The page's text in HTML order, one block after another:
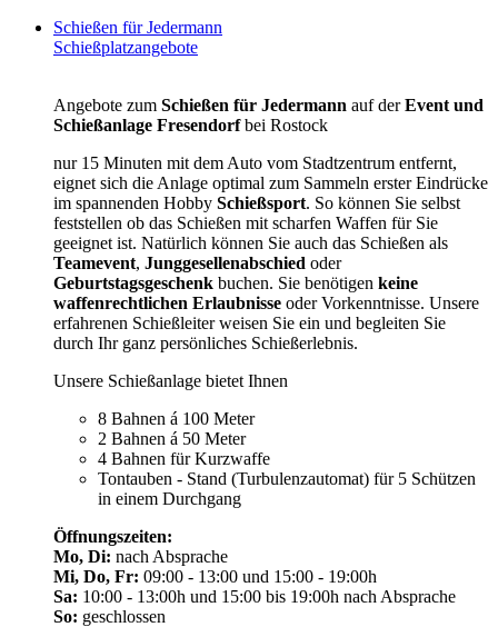
Schießen für Jedermann
Schießplatzangebote
Angebote zum Schießen für Jedermann auf derEvent und
Schießanlage Fresendorfbei Rostock
nur 15 Minuten mit dem Auto vom Stadtzentrum entfernt,
eignet sich die Anlage optimal zum Sammeln erster Eindrücke
im spannenden Hobby Schießsport. So können Sie selbst
feststellen ob das Schießen mit scharfen Waffen für Sie
geeignet ist. Natürlich können Sie auch das Schießen als
Teamevent, Junggesellenabschied oder
Geburtstagsgeschenk buchen. Sie benötigen keine
waffenrechtlichen Erlaubnisse oder Vorkenntnisse. Unsere
erfahrenen Schießleiter weisen Sie ein und begleiten Sie
durch Ihr ganz persönliches Schießerlebnis.
Unsere Schießanlage bietet Ihnen
8 Bahnen á 100 Meter
2 Bahnen á 50 Meter
4 Bahnen für Kurzwaffe
Tontauben - Stand (Turbulenzautomat) für 5 Schützen
in einem Durchgang
Öffnungszeiten:
Mo, Di: nach Absprache
Mi, Do, Fr: 09:00 - 13:00 und 15:00 - 19:00h
Sa: 10:00 - 13:00h und 15:00 bis 19:00h nach Absprache
So: geschlossen